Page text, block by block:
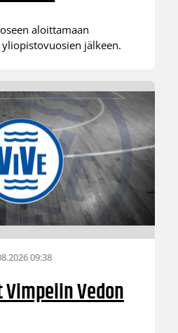
aloittamaan
jälkeen.
09:38
Vedon